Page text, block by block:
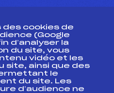
fédéral
des cookies de
(Google
d’analyser la
du site, vous
vidéo et les
site, ainsi que des
le
du site. Les
d’audience ne